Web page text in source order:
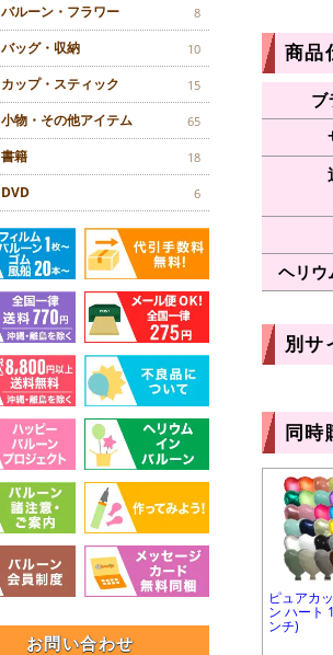
バルーン・フラワー 8
バッグ・収納 10
カップ・スティック 15
小物・その他アイテム 65
書籍 18
DVD 6
お問い合わせ
商品
ブ
ヘリウ
別サ
同時
ピュアカ
ン ハート
ンチ)